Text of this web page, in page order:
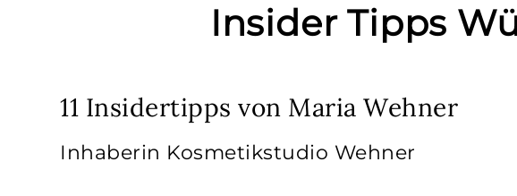
Insider Tipps
11 Insidertipps von Maria Wehner
Inhaberin Kosmetikstudio Wehner